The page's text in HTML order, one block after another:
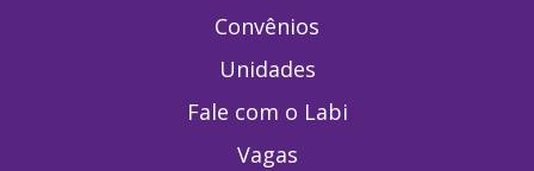
Convênios
Unidades
Fale com o Labi
Vagas